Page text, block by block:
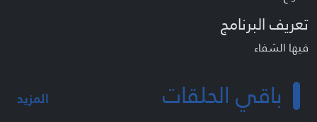
تعريف البرنامج
فيها الشفاء
باقي الحلقات المزيد